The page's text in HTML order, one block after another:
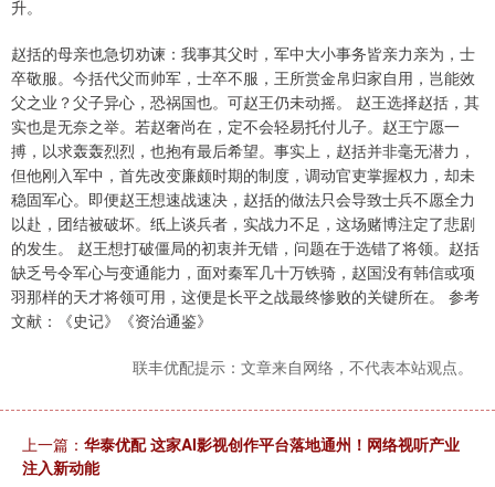
升。
赵括的母亲也急切劝谏：我事其父时，军中大小事务皆亲力亲为，士
卒敬服。今括代父而帅军，士卒不服，王所赏金帛归家自用，岂能效
父之业？父子异心，恐祸国也。可赵王仍未动摇。 赵王选择赵括，其
实也是无奈之举。若赵奢尚在，定不会轻易托付儿子。赵王宁愿一
搏，以求轰轰烈烈，也抱有最后希望。事实上，赵括并非毫无潜力，
但他刚入军中，首先改变廉颇时期的制度，调动官吏掌握权力，却未
稳固军心。即便赵王想速战速决，赵括的做法只会导致士兵不愿全力
以赴，团结被破坏。纸上谈兵者，实战力不足，这场赌博注定了悲剧
的发生。 赵王想打破僵局的初衷并无错，问题在于选错了将领。赵括
缺乏号令军心与变通能力，面对秦军几十万铁骑，赵国没有韩信或项
羽那样的天才将领可用，这便是长平之战最终惨败的关键所在。 参考
文献：《史记》《资治通鉴》
联丰优配提示：文章来自网络，不代表本站观点。
上一篇： 华泰优配 这家AI影视创作平台落地通州！网络视听产业
注入新动能